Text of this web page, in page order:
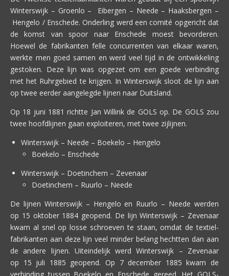
Winterswijk – Groenlo – Eibergen – Neede – Haaksbergen –
Hengelo / Enschede. Onderling werd een comité opgericht dat
de komst van spoor naar Enschede moest bevorderen.
Hoewel de fabrikanten felle concurrenten van elkaar waren,
werkte men goed samen en werd veel tijd in de ontwikkeling
gestoken. Deze lijn was opgezet om een goede verbinding
met het Ruhrgebied te krijgen. In Winterswijk sloot de lijn aan
op twee eerder aangelegde lijnen naar Duitsland.
Op 18 juni 1881 richtte Jan Willink de GOLS op. De GOLS zou
twee hoofdlijnen gaan exploiteren, met twee zijlijnen.
Winterswijk – Neede – Boekelo – Hengelo
Boekelo – Enschede
Winterswijk – Doetinchem – Zevenaar
Doetinchem – Ruurlo – Neede
De lijnen Winterswijk – Hengelo en Ruurlo – Neede werden
op 15 oktober 1884 geopend. De lijn Winterswijk – Zevenaar
kwam al snel op losse schroeven te staan, omdat de textiel-
fabrikanten aan deze lijn veel minder belang hechtten dan aan
de andere lijnen. Uiteindelijk werd Winterswijk – Zevenaar
op 15 juli 1885 geopend. Op 7 december 1885 kwam de